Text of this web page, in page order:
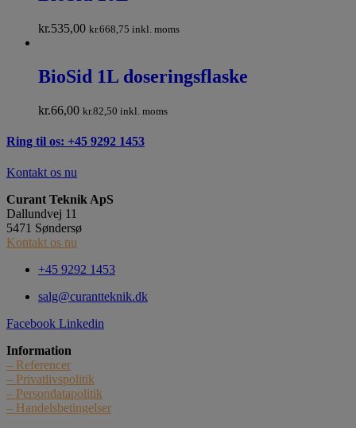
kr.535,00 kr.668,75 inkl. moms
BioSid 1L doseringsflaske
kr.66,00 kr.82,50 inkl. moms
Ring til os: +45 9292 1453
Kontakt os nu
Curant Teknik ApS
Dallundvej 11
5471 Søndersø
Kontakt os nu
+45 9292 1453
salg@curantteknik.dk
Facebook Linkedin
Information
– Referencer
– Privatlivspolitik
– Persondatapolitik
– Handelsbetingelser